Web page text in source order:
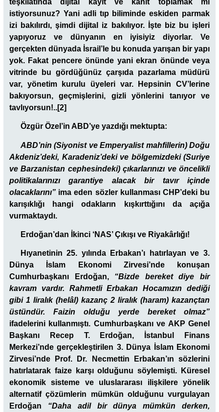
istiyorsunuz? Yani adli tıp biliminde eskiden parmak
izi bakılırdı, şimdi dijital iz bakılıyor. İşte biz bu işleri
yapıyoruz ve dünyanın en iyisiyiz diyorlar. Ve
gerçekten dünyada İsrail’le bu konuda yarışan bir yapı
yok. Fakat pencere önünde yani ekran önünde veya
vitrinde bu gördüğünüz çarşıda pazarlama müdürü
var, yönetim kurulu üyeleri var. Hepsinin CV’lerine
bakıyorsun, geçmişlerini, gizli yönlerini tanıyor ve
tavlıyorsun!..[2]
Özgür Özel’in ABD’ye yazdığı mektupta:
ABD’nin (Siyonist ve Emperyalist mahfillerin) Doğu
Akdeniz’deki, Karadeniz’deki ve bölgemizdeki (Suriye
ve Barzanistan cephesindeki) çıkarlarınızı ve öncelikli
politikalarınızı garantiye alacak bir tavır içinde
olacaklarını” ima eden sözler kullanması CHP’deki bu
karışıklığı hangi odakların kışkırttığını da açığa
vurmaktaydı.
Erdoğan’dan İkinci ‘NAS’ Çıkışı ve Riyakârlığı!
Hıyanetinin 25. yılında Erbakan’ı hatırlayan ve 3.
Dünya İslam Ekonomi Zirvesi’nde konuşan
Cumhurbaşkanı Erdoğan, “Bizde bereket diye bir
kavram vardır. Rahmetli Erbakan Hocamızın dediği
gibi 1 liralık (helâl) kazanç 2 liralık (haram) kazançtan
üstündür. Faizin olduğu yerde bereket olmaz”
ifadelerini kullanmıştı. Cumhurbaşkanı ve AKP Genel
Başkanı Recep T. Erdoğan, İstanbul Finans
Merkezi’nde gerçekleştirilen 3. Dünya İslam Ekonomi
Zirvesi’nde Prof. Dr. Necmettin Erbakan’ın sözlerini
hatırlatarak faize karşı olduğunu söylemişti. Küresel
ekonomik sisteme ve uluslararası ilişkilere yönelik
alternatif çözümlerin mümkün olduğunu vurgulayan
Erdoğan “Daha adil bir dünya mümkün derken,